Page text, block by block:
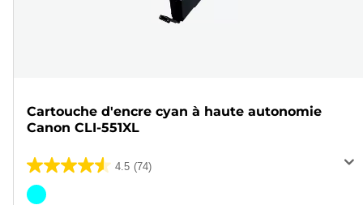
Cartouche d'encre cyan à haute autonomie
Canon CLI-551XL
4.5 (74)
4.5
sur
Cartouche